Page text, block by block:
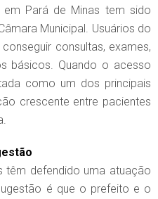
Pará de Minas tem sido
Municipal. Usuários do
consultas, exames,
básicos. Quando o acesso
como um dos principais
crescente entre pacientes
têm defendido uma atuação
é que o prefeito e o